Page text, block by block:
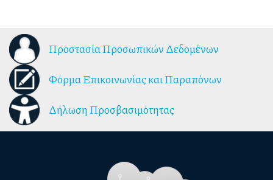
Προστασία Προσωπικών Δεδομένων
Φόρμα Επικοινωνίας και Παραπόνων
Δήλωση Προσβασιμότητας